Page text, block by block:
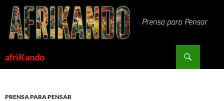
Saltar
contenido
afriKando
PRENSA PARA PENSAR